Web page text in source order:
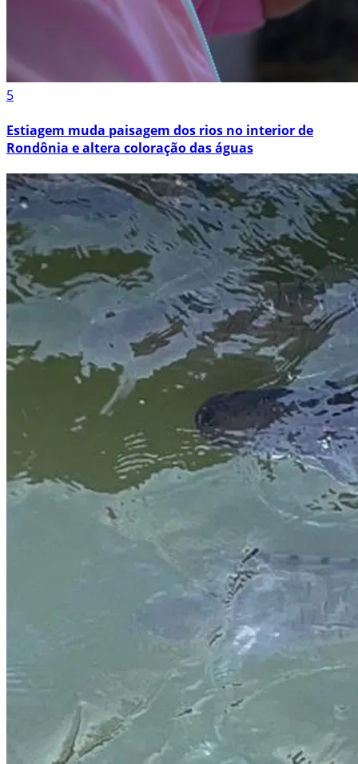
5
Estiagem muda paisagem dos rios no interior de
Rondônia e altera coloração das águas